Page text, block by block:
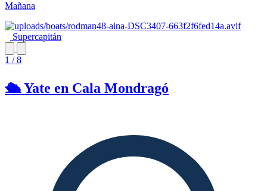
Mañana
Supercapitán
1 / 8
🛳️ Yate en Cala Mondragó